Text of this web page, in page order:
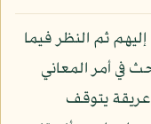
ثم النظر فيما
في أمر المعاني
يتوقف